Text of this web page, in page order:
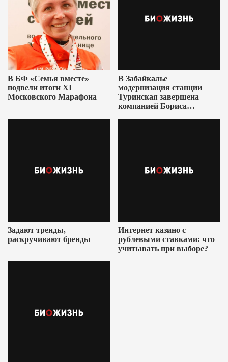
В БФ «Семья вместе»
подвели итоги XI
Московского Марафона
В Забайкалье
модернизация станции
Туринская завершена
компанией Бориса
Задают тренды,
раскручивают бренды
Интернет казино с
рублевыми ставками: что
учитывать при выборе?